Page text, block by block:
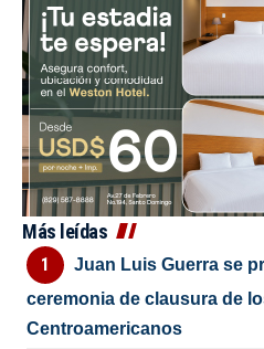
Más leídas
Juan Luis Guerra se
ceremonia de clausura de
Centroamericanos